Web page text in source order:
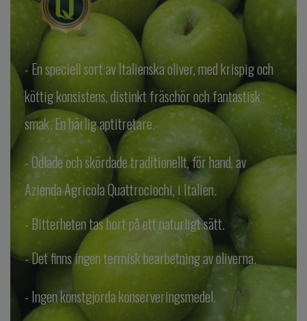
- En speciell sort av Italienska oliver, med krispig och
köttig konsistens, distinkt fräschör och fantastisk
smak. En härlig aptitretare.
- Odlade och skördade traditionellt, för hand, av
Azienda Agricola Quattrociochi, i Italien.
- Bitterheten tas bort på ett naturligt sätt.
- Det finns ingen termisk bearbetning av oliverna.
- Ingen konstgjorda konserveringsmedel.